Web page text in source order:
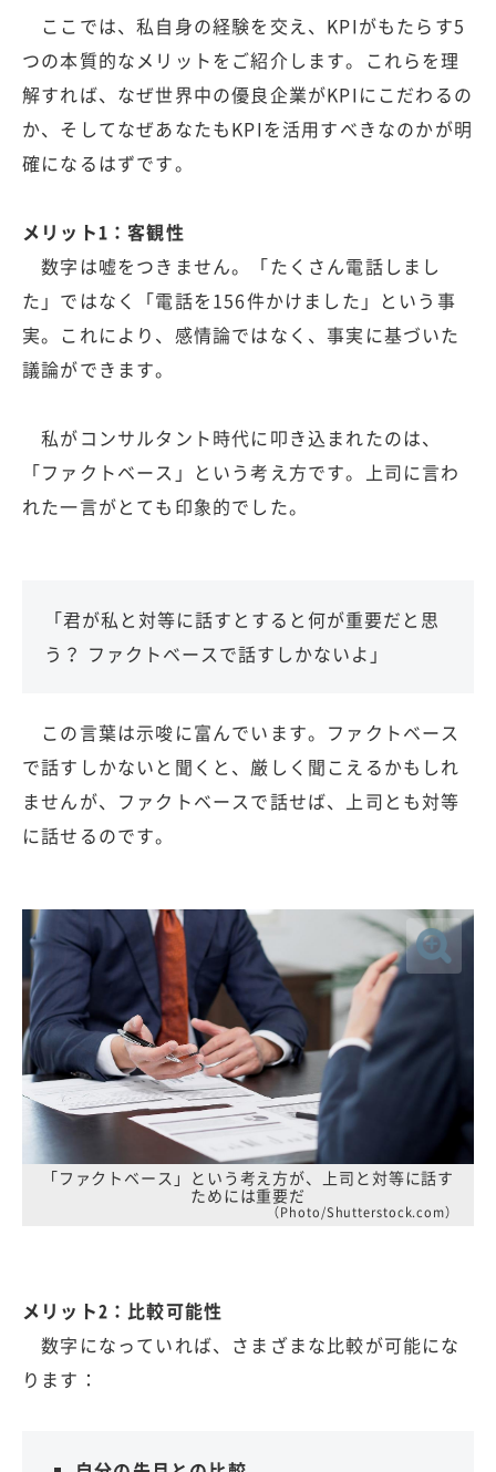
ここでは、私自身の経験を交え、KPIがもたらす5
つの本質的なメリットをご紹介します。これらを理
解すれば、なぜ世界中の優良企業がKPIにこだわるの
か、そしてなぜあなたもKPIを活用すべきなのかが明
確になるはずです。
メリット1：客観性
数字は嘘をつきません。「たくさん電話しまし
た」ではなく「電話を156件かけました」という事
実。これにより、感情論ではなく、事実に基づいた
議論ができます。
私がコンサルタント時代に叩き込まれたのは、
「ファクトベース」という考え方です。上司に言わ
れた一言がとても印象的でした。
「君が私と対等に話すとすると何が重要だと思
う？ ファクトベースで話すしかないよ」
この言葉は示唆に富んでいます。ファクトベース
で話すしかないと聞くと、厳しく聞こえるかもしれ
ませんが、ファクトベースで話せば、上司とも対等
に話せるのです。
「ファクトベース」という考え方が、上司と対等に話す
ためには重要だ
（Photo/Shutterstock.com）
メリット2：比較可能性
数字になっていれば、さまざまな比較が可能にな
ります：